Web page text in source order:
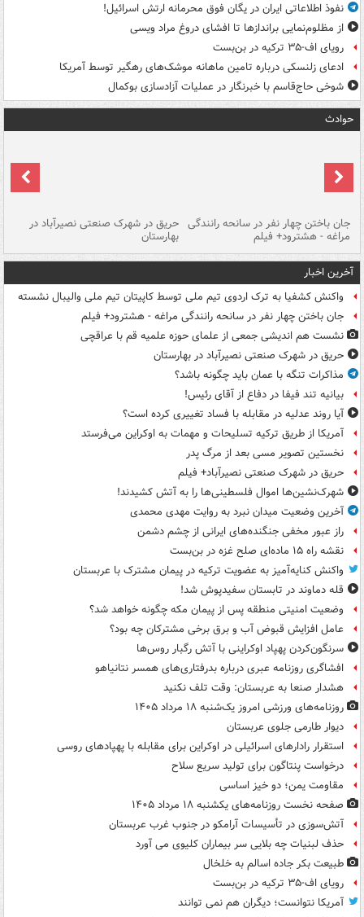
نفوذ اطلاعاتی ایران در یگان فوق محرمانه ارتش اسرائیل!
از مظلوم‌نمایی براندازها تا افشای دروغ مراد ویسی
رویای اف-۳۵ ترکیه در بن‌بست
ادعای زلنسکی درباره تامین ماهانه موشک‌های رهگیر توسط آمریکا
شوخی حاج‌قاسم با خبرنگار در عملیات آزادسازی بوکمال
حوادث
جان باختن چهار نفر در سانحه رانندگی
مراغه - هشترود+ فیلم
حریق در شهرک صنعتی نصیرآباد در
بهارستان
آخرین اخبار
واکنش کشفیا به ترک اردوی تیم ملی توسط کاپیتان تیم ملی والیبال نشسته
جان باختن چهار نفر در سانحه رانندگی مراغه - هشترود+ فیلم
نشست هم اندیشی جمعی از علمای حوزه علمیه قم با عراقچی
حریق در شهرک صنعتی نصیرآباد در بهارستان
مذاکرات تنگه با عمان باید چگونه باشد؟
بیانیه تند فیفا در دفاع از آقای رئیس!
آیا روند عدلیه در مقابله با فساد تغییری کرده است؟
آمریکا از طریق ترکیه تسلیحات و مهمات به اوکراین می‌فرستد
نخستین تصویر مسی بعد از مرگ پدر
حریق در شهرک صنعتی نصیرآباد+ فیلم
شهرک‌نشین‌ها اموال فلسطینی‌ها را به آتش کشیدند!
آخرین وضعیت میدان نبرد به روایت مهدی محمدی
راز عبور مخفی جنگنده‌های ایرانی از چشم دشمن
نقشه راه ۱۵ ماده‌ای صلح غزه در بن‌بست
واکنش کنایه‌آمیز به عضویت ترکیه در پیمان مشترک با عربستان
قله دماوند در تابستان سفیدپوش شد!
وضعیت امنیتی منطقه پس از پیمان مکه چگونه خواهد شد؟
عامل افزایش قبوض آب و برق برخی مشترکان چه بود؟
سرنگون‌کردن پهپاد اوکراینی با آتش رگبار روس‌ها
افشاگری روزنامه عبری درباره بدرفتاری‌های همسر نتانیاهو
هشدار صنعا به عربستان: وقت تلف نکنید
روزنامه‌های ورزشی امروز یک‌شنبه ۱۸ مرداد ۱۴۰۵
دیوار طارمی جلوی عربستان
استقرار رادارهای اسرائیلی در اوکراین برای مقابله با پهپادهای روسی
درخواست پنتاگون برای تولید سریع سلاح
مقاومت یمن؛ دو خیز اساسی
صفحه نخست روزنامه‌های یکشنبه ۱۸ مرداد ۱۴۰۵
آتش‌سوزی در تأسیسات آرامکو در جنوب غرب عربستان
حذف لبنیات چه بلایی سر بیماران کلیوی می آورد
طبیعت بکر جاده اسالم به خلخال
رویای اف-۳۵ ترکیه در بن‌بست
آمریکا نتوانست؛ دیگران هم نمی توانند